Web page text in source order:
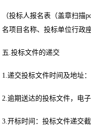
（投标人报名表（盖章扫
名项目名称、投标单位行政
五.投标文件的递交
1.递交投标文件时间及地址
2.逾期送达的投标文件，电
3.开标时间：投标文件递交